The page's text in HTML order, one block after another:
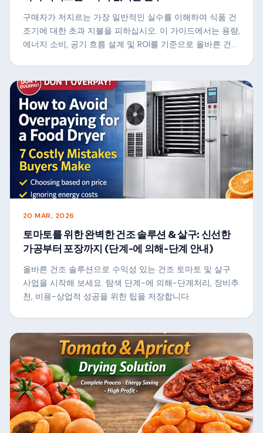
구매자가 저지르는 가장 일반적인 실수를 이해하여 식품 건
조기에 대한 초과 지불을 피하십시오. 이 가이드에서는 용량,
에너지 소비, 공기 흐름 설계 및 ROI를 기준으로 올바른 건조
20 MAR, 2026
토마토를 위한 완벽한 건조 솔루션 & 살구: 신선한
가공부터 포장까지 (단계-에 의해-단계 안내)
올바른 건조 솔루션으로 수익성 있는 건조 토마토 및 살구
사업을 시작해 보세요. 탐색 단계-에 의해-단계처리, 장비추
천, 비용-상업적 성공을 위한 팁을 저장합니다.